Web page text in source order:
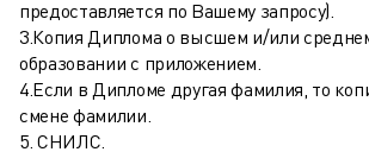
предоставляется по Вашему запросу).
3.Копия Диплома о высшем и/или
образовании с приложением.
4.Если в Дипломе другая фамилия, то
смене фамилии.
5. СНИЛС.